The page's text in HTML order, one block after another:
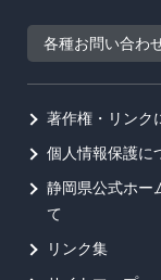
各種お問い合わ
著作権・リンク
個人情報保護に
静岡県公式ホー
て
リンク集